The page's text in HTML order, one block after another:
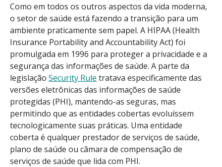
Como em todos os outros aspectos da vida moderna,
o setor de saúde está fazendo a transição para um
ambiente praticamente sem papel. A HIPAA (Health
Insurance Portability and Accountability Act) foi
promulgada em 1996 para proteger a privacidade e a
segurança das informações de saúde. A parte da
legislação Security Rule tratava especificamente das
versões eletrônicas das informações de saúde
protegidas (PHI), mantendo-as seguras, mas
permitindo que as entidades cobertas evoluíssem
tecnologicamente suas práticas. Uma entidade
coberta é qualquer prestador de serviços de saúde,
plano de saúde ou câmara de compensação de
serviços de saúde que lida com PHI.